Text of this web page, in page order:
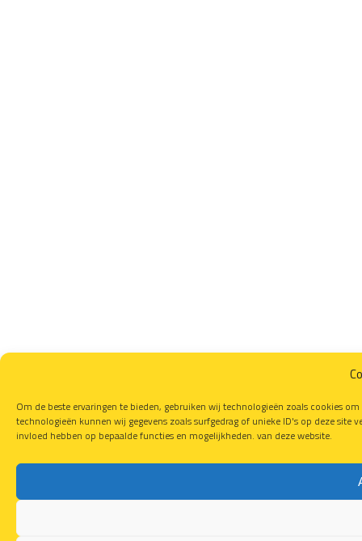
Om de beste ervaringen te bieden, gebruiken wij technologieën zoals cookies
technologieën kunnen wij gegevens zoals surfgedrag of unieke ID's op deze
invloed hebben op bepaalde functies en mogelijkheden. van deze website.